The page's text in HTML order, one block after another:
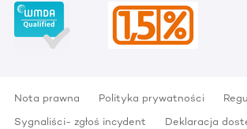
Nota prawna Polityka prywatności
Sygnaliści- zgłoś incydent
Deklaracja